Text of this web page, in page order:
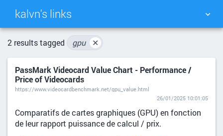
kalvn's links
TAG CLOUD
DAILY SEARCH
2 results tagged gpu ✕
PassMark Videocard Value Chart - Performance /
Price of Videocards
https://www.videocardbenchmark.net/gpu_value.html
26/01/2025 10:01:05
Comparatifs de cartes graphiques (GPU) en fonction
de leur rapport puissance de calcul / prix.